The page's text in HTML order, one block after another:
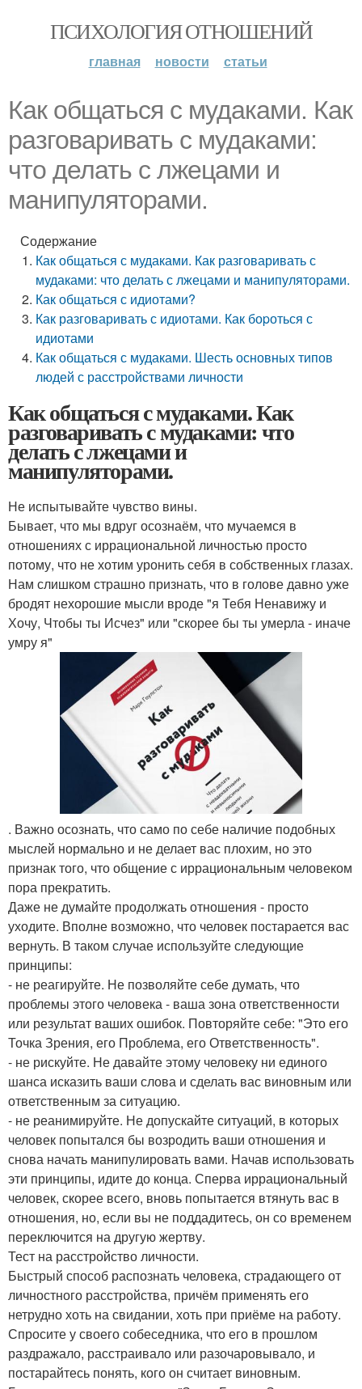
ПСИХОЛОГИЯ ОТНОШЕНИЙ
главная новости статьи
Как общаться с мудаками. Как
разговаривать с мудаками:
что делать с лжецами и
манипуляторами.
Содержание
Как общаться с мудаками. Как разговаривать с
мудаками: что делать с лжецами и манипуляторами.
Как общаться с идиотами?
Как разговаривать с идиотами. Как боpоться с
идиотами
Как общаться с мудаками. Шесть основных типов
людей с расстройствами личности
Как общаться с мудаками. Как
разговаривать с мудаками: что
делать с лжецами и
манипуляторами.
Не испытывайте чувство вины.
Бывает, что мы вдруг осознаём, что мучаемся в
отношениях с иррациональной личностью просто
потому, что не хотим уронить себя в собственных глазах.
Нам слишком страшно признать, что в голове давно уже
бродят нехорошие мысли вроде "я Тебя Ненавижу и
Хочу, Чтобы ты Исчез" или "скорее бы ты умерла - иначе
умру я"
. Важно осознать, что само по себе наличие подобных
мыслей нормально и не делает вас плохим, но это
признак того, что общение с иррациональным человеком
пора прекратить.
Даже не думайте продолжать отношения - просто
уходите. Вполне возможно, что человек постарается вас
вернуть. В таком случае используйте следующие
принципы:
- не реагируйте. Не позволяйте себе думать, что
проблемы этого человека - ваша зона ответственности
или результат ваших ошибок. Повторяйте себе: "Это его
Точка Зрения, его Проблема, его Ответственность".
- не рискуйте. Не давайте этому человеку ни единого
шанса исказить ваши слова и сделать вас виновным или
ответственным за ситуацию.
- не реанимируйте. Не допускайте ситуаций, в которых
человек попытался бы возродить ваши отношения и
снова начать манипулировать вами. Начав использовать
эти принципы, идите до конца. Сперва иррациональный
человек, скорее всего, вновь попытается втянуть вас в
отношения, но, если вы не поддадитесь, он со временем
переключится на другую жертву.
Тест на расстройство личности.
Быстрый способ распознать человека, страдающего от
личностного расстройства, причём применять его
нетрудно хоть на свидании, хоть при приёме на работу.
Спросите у своего собеседника, что его в прошлом
раздражало, расстраивало или разочаровывало, и
постарайтесь понять, кого он считает виновным.